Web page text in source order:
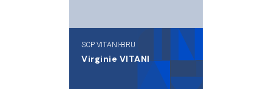
SCP VITANI-BRU
Virginie VITANI